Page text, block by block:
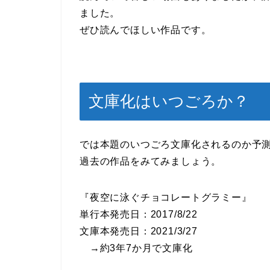
ました。
ぜひ読んでほしい作品です。
文庫化はいつごろか？
では本題のいつごろ文庫化されるのか予
過去の作品をみてみましょう。
『夜空に泳ぐチョコレートグラミー』
単行本発売日：2017/8/22
文庫本発売日：2021/3/27
→約3年7か月で文庫化